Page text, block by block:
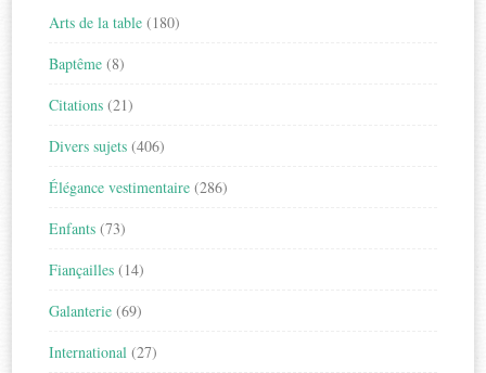
Arts de la table (180)
Baptême (8)
Citations (21)
Divers sujets (406)
Élégance vestimentaire (286)
Enfants (73)
Fiançailles (14)
Galanterie (69)
International (27)